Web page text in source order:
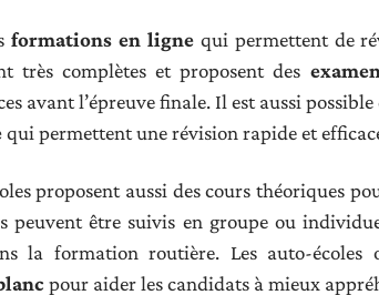
formations en lignequi permettent de
très complètes et proposent des
avant l’épreuve finale. Il est aussi
qui permettent une révision rapide et
proposent aussi des cours théoriques
peuvent être suivis en groupe ou
la formation routière. Les auto-écoles
pour aider les candidats à mieux